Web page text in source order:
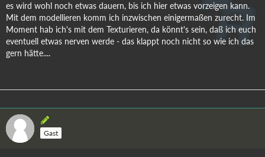
es wird wohl noch etwas dauern, bis ich hier etwas vorzeigen kann.
Mit dem modellieren komm ich inzwischen einigermaßen zurecht. Im
Moment hab ich's mit dem Texturieren, da könnt's sein, daß ich euch
eventuell etwas nerven werde - das klappt noch nicht so wie ich das
gern hätte....
Gast